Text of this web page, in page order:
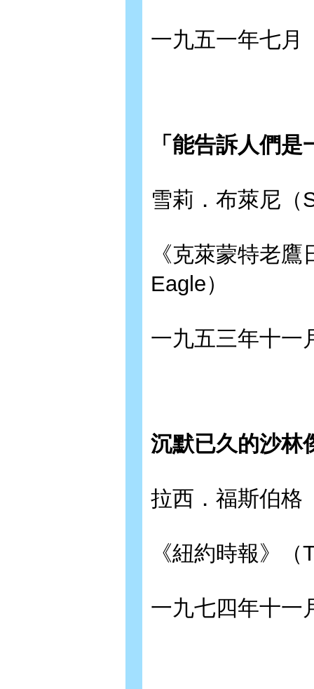
一九五一年七月
「能告訴人們
雪莉．布萊尼（
《克萊蒙特老
Eagle）
一九五三年十一
沉默已久的沙林
拉西．福斯伯格
《紐約時報》
一九七四年十一